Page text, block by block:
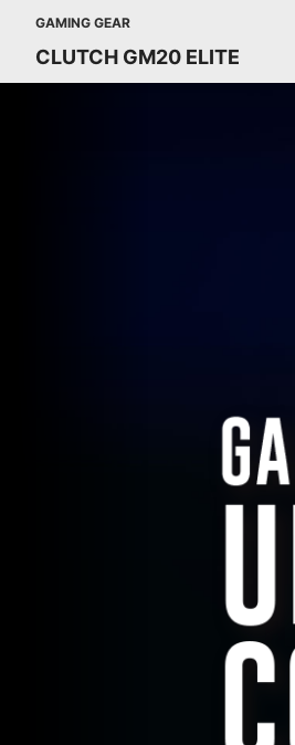
GAMING GEAR
CLUTCH GM20 ELITE